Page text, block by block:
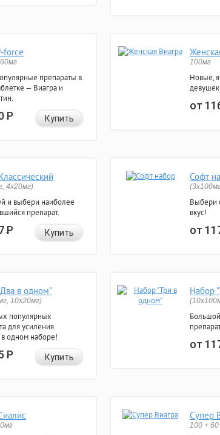
force
препараты в
— Виагра и
Р Купить
100мг
Новые,
от
4x20мг)
и выбери наиболее
препарат.
Р Купить
Софт
Выбери
вкус!
от
в одном"
10x20мг)
популярных
для усиления
одном наборе!
Р Купить
Набор
от
Супер
100 +